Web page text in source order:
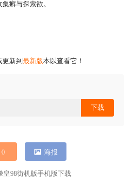
癖与探索欲。
新到 最新版本以查看它！
下载
0 海报
皇98街机版手机版下载